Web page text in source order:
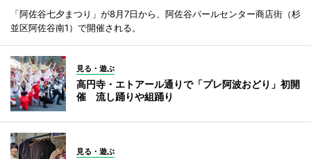
「阿佐谷七夕まつり」が8月7日から、阿佐谷パールセンター商店街（杉
並区阿佐谷南1）で開催される。
見る・遊ぶ
高円寺・エトアール通りで「プレ阿波おどり」初開
催 流し踊りや組踊り
見る・遊ぶ